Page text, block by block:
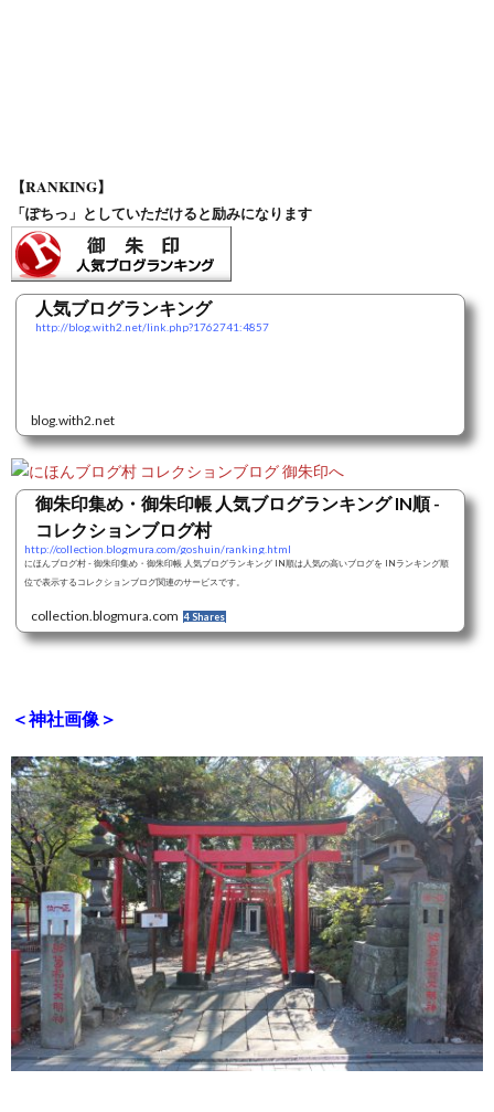
【RANKING】
「ぽちっ」としていただけると励みになります
人気ブログランキング
http://blog.with2.net/link.php?1762741:4857
blog.with2.net
御朱印集め・御朱印帳 人気ブログランキング IN順 -
コレクションブログ村
http://collection.blogmura.com/goshuin/ranking.html
にほんブログ村 - 御朱印集め・御朱印帳 人気ブログランキング IN順は人気の高いブログを INランキング順
位で表示するコレクションブログ関連のサービスです。
collection.blogmura.com 4 Shares
＜神社画像＞